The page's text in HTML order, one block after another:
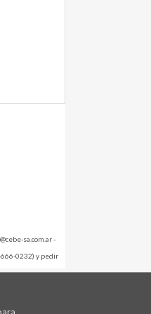
sa.com.ar -
666-0232) y pedir